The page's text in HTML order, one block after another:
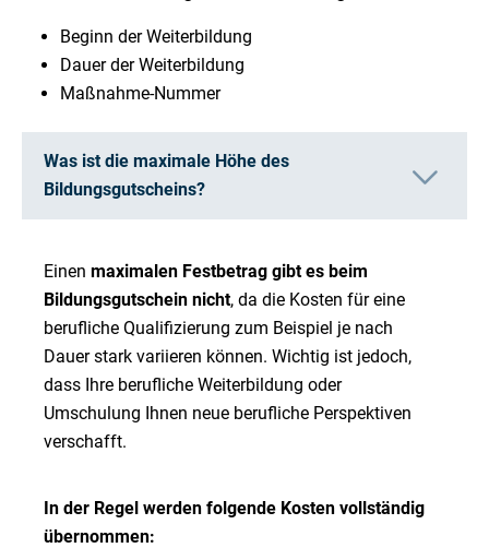
Beginn der Weiterbildung
Dauer der Weiterbildung
Maßnahme-Nummer
Was ist die maximale Höhe des
Bildungsgutscheins?
Einen maximalen Festbetrag gibt es beim
Bildungsgutschein nicht, da die Kosten für eine
berufliche Qualifizierung zum Beispiel je nach
Dauer stark variieren können. Wichtig ist jedoch,
dass Ihre berufliche Weiterbildung oder
Umschulung Ihnen neue berufliche Perspektiven
verschafft.
In der Regel werden folgende Kosten vollständig
übernommen: